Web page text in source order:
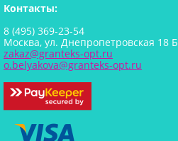
Контакты:
8 (495) 369-23-54
Москва, ул. Днепропетровская 18 Б
zakaz@granteks-opt.ru
o.belyakova@granteks-opt.ru